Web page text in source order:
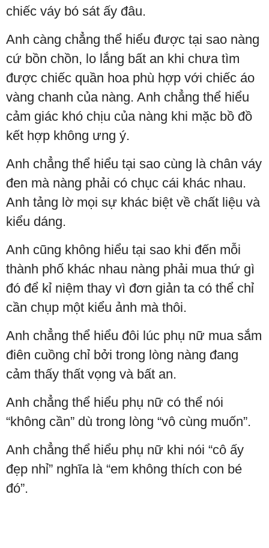
chiếc váy bó sát ấy đâu.
Anh càng chẳng thể hiểu được tại sao nàng
cứ bồn chồn, lo lắng bất an khi chưa tìm
được chiếc quần hoa phù hợp với chiếc áo
vàng chanh của nàng. Anh chẳng thể hiểu
cảm giác khó chịu của nàng khi mặc bồ đồ
kết hợp không ưng ý.
Anh chẳng thể hiểu tại sao cùng là chân váy
đen mà nàng phải có chục cái khác nhau.
Anh tảng lờ mọi sự khác biệt về chất liệu và
kiểu dáng.
Anh cũng không hiểu tại sao khi đến mỗi
thành phố khác nhau nàng phải mua thứ gì
đó để kỉ niệm thay vì đơn giản ta có thể chỉ
cần chụp một kiểu ảnh mà thôi.
Anh chẳng thể hiểu đôi lúc phụ nữ mua sắm
điên cuồng chỉ bởi trong lòng nàng đang
cảm thấy thất vọng và bất an.
Anh chẳng thể hiểu phụ nữ có thể nói
“không cần” dù trong lòng “vô cùng muốn”.
Anh chẳng thể hiểu phụ nữ khi nói “cô ấy
đẹp nhỉ” nghĩa là “em không thích con bé
đó”.